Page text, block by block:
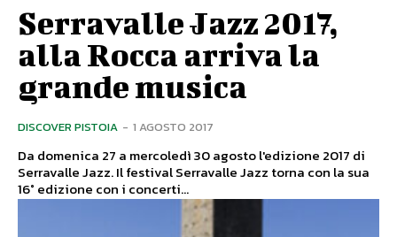
Serravalle Jazz 2017,
alla Rocca arriva la
grande musica
DISCOVER PISTOIA - 1 AGOSTO 2017
Da domenica 27 a mercoledì 30 agosto l'edizione 2017 di
Serravalle Jazz. Il festival Serravalle Jazz torna con la sua
16° edizione con i concerti...